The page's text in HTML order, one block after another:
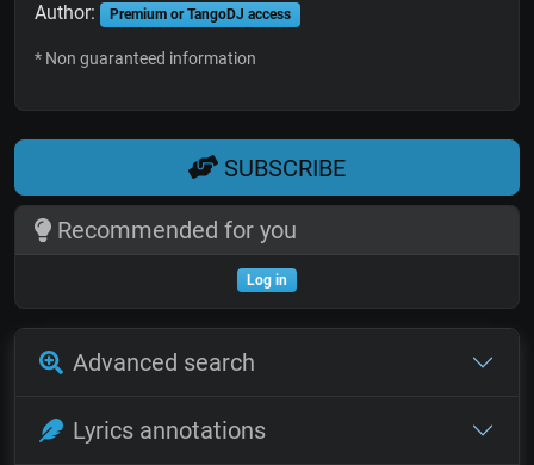
Author: Premium or TangoDJ access
* Non guaranteed information
SUBSCRIBE
Recommended for you
Log in
Advanced search
Lyrics annotations